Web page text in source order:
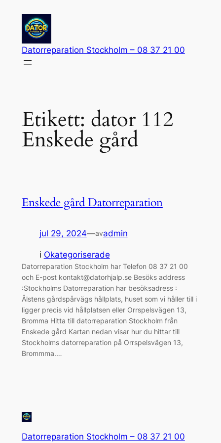
innehåll
Datorreparation Stockholm – 08 37 21 00
Etikett: dator 112
Enskede gård
Enskede gård Datorreparation
jul 29, 2024—avadmin
i Okategoriserade
Datorreparation Stockholm har Telefon 08 37 21 00
och E-post kontakt@datorhjalp.se Besöks address
:Stockholms Datorreparation har besöksadress :
Ålstens gårdspårvägs hållplats, huset som vi håller till i
ligger precis vid hållplatsen eller Orrspelsvägen 13,
Bromma Hitta till datorreparation Stockholm från
Enskede gård Kartan nedan visar hur du hittar till
Stockholms datorreparation på Orrspelsvägen 13,
Brommma.…
Datorreparation Stockholm – 08 37 21 00